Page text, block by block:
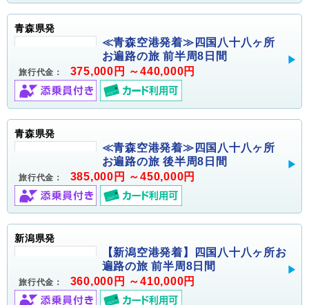
青森県発
≪青森空港発着≫四国八十八ヶ所
お遍路の旅 前半周8日間
旅行代金： 375,000円 ～440,000円
青森県発
≪青森空港発着≫四国八十八ヶ所
お遍路の旅 後半周8日間
旅行代金： 385,000円 ～450,000円
新潟県発
【新潟空港発着】四国八十八ヶ所お
遍路の旅 前半周8日間
旅行代金： 360,000円 ～410,000円